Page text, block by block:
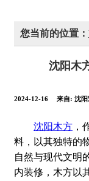
您当前的位置：
沈阳木
2024-12-16 来自: 沈阳
沈阳木方 ，
料，以其独特的
自然与现代文明
内装修，木方以